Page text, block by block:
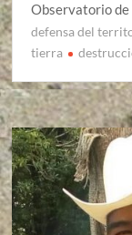
Observatorio
defensa del
tierra